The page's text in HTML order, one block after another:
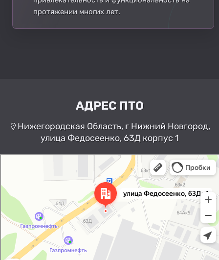
протяжении многих лет.
АДРЕС ПТО
Нижегородская Область, г Нижний Новгород,
улица Федосеенко, 63Д корпус 1
Нижний Новгород
Улица Федосеенко, 63Дк1 —
Яндекс Карты